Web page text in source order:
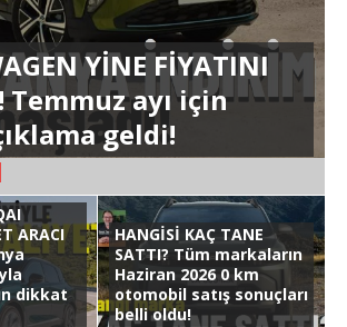
YİNE FİYATINI
Temmuz ayı için
geldi!
ARACI
dikkat
HANGİSİ KAÇ TANE
SATTI? Tüm markaların
Haziran 2026 0 km
otomobil satış sonuçları
belli oldu!